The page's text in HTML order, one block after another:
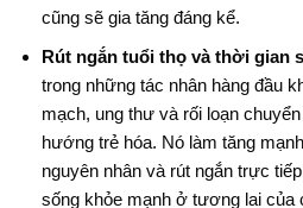
cũng sẽ gia tăng đáng kể.
Rút ngắn tuổi thọ và thời gian
trong những tác nhân hàng đầu
mạch, ung thư và rối loạn
hướng trẻ hóa. Nó làm tăng
nguyên nhân và rút ngắn trực
sống khỏe mạnh ở tương lai của